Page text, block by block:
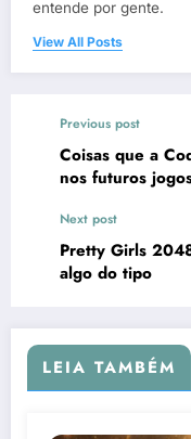
entende por gente.
View All Posts
Previous post
Coisas que a
nos futuros
Next post
Pretty Girls
algo do tipo
LEIA TAMBÉM